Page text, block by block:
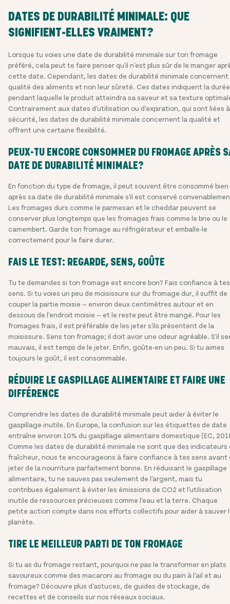
DATES DE DURABILITÉ MINIMALE: QUE
SIGNIFIENT-ELLES VRAIMENT?
Lorsque tu voies une date de durabilité minimale sur ton fromage
préféré, cela peut te faire penser qu'il n'est plus sûr de le manger
cette date. Cependant, les dates de durabilité minimale concernent
qualité des aliments et non leur sûreté. Ces dates indiquent la durée
pendant laquelle le produit atteindra sa saveur et sa texture
Contrairement aux dates d'utilisation ou d'expiration, qui sont liées
sécurité, les dates de durabilité minimale concernent la qualité et
offrent une certaine flexibilité.
PEUX-TU ENCORE CONSOMMER DU FROMAGE APRÈS
DATE DE DURABILITÉ MINIMALE?
En fonction du type de fromage, il peut souvent être consommé bien
après sa date de durabilité minimale s'il est conservé
Les fromages durs comme le parmesan et le cheddar peuvent se
conserver plus longtemps que les fromages frais comme le brie ou le
camembert. Garde ton fromage au réfrigérateur et emballe-le
correctement pour le faire durer.
FAIS LE TEST: REGARDE, SENS, GOÛTE
Tu te demandes si ton fromage est encore bon? Fais confiance à tes
sens. Si tu voies un peu de moisissure sur du fromage dur, il suffit de
couper la partie moisie — environ deux centimètres autour et en
dessous de l'endroit moisie — et le reste peut être mangé. Pour les
fromages frais, il est préférable de les jeter s'ils présentent de la
moisissure. Sens ton fromage; il doit avoir une odeur agréable. S'il
mauvais, il est temps de le jeter. Enfin, goûte-en un peu. Si tu aimes
toujours le goût, il est consommable.
RÉDUIRE LE GASPILLAGE ALIMENTAIRE ET FAIRE UNE
DIFFÉRENCE
Comprendre les dates de durabilité minimale peut aider à éviter le
gaspillage inutile. En Europe, la confusion sur les étiquettes de date
entraîne environ 10% du gaspillage alimentaire domestique (EC,
Comme les dates de durabilité minimale ne sont que des indicateurs
fraîcheur, nous te encourageons à faire confiance à tes sens avant
jeter de la nourriture parfaitement bonne. En réduisant le gaspillage
alimentaire, tu ne sauves pas seulement de l'argent, mais tu
contribues également à éviter les émissions de CO2 et l'utilisation
inutile de ressources précieuses comme l'eau et la terre. Chaque
petite action compte dans nos efforts collectifs pour aider à sauver
planète.
TIRE LE MEILLEUR PARTI DE TON FROMAGE
Si tu as du fromage restant, pourquoi ne pas le transformer en plats
savoureux comme des macaroni au fromage ou du pain à l'ail et au
fromage? Découvre plus d'astuces, de guides de stockage, de
recettes et de conseils sur nos réseaux sociaux.